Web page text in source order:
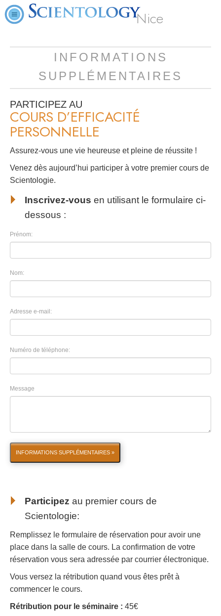
Nice
INFORMATIONS
SUPPLÉMENTAIRES
PARTICIPEZ AU
COURS D’EFFICACITÉ
PERSONNELLE
Assurez-vous une vie heureuse et pleine de réussite !
Venez dès aujourd’hui participer à votre premier cours de
Scientologie.
Inscrivez-vous en utilisant le formulaire ci-
dessous :
Prénom:
Nom:
Adresse e-mail:
Numéro de téléphone:
Message
INFORMATIONS SUPPLÉMENTAIRES »
Participez au premier cours de
Scientologie:
Remplissez le formulaire de réservation pour avoir une
place dans la salle de cours. La confirmation de votre
réservation vous sera adressée par courrier électronique.
Vous versez la rétribution quand vous êtes prêt à
commencer le cours.
Rétribution pour le séminaire : 45€